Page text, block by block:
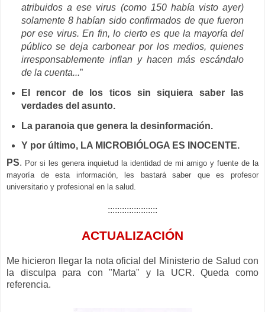
atribuidos a ese virus (como 150 había visto ayer)
solamente 8 habían sido confirmados de que fueron
por ese virus. En fin, lo cierto es que la mayoría del
público se deja carbonear por los medios, quienes
irresponsablemente inflan y hacen más escándalo
de la cuenta...”
El rencor de los ticos sin siquiera saber las
verdades del asunto.
La paranoia que genera la desinformación.
Y por último, LA MICROBIÓLOGA ES INOCENTE.
PS. Por si les genera inquietud la identidad de mi amigo y fuente de la
mayoría de esta información, les bastará saber que es profesor
universitario y profesional en la salud.
:::::::::::::::::::::
ACTUALIZACIÓN
Me hicieron llegar la nota oficial del Ministerio de Salud con
la disculpa para con "Marta" y la UCR. Queda como
referencia.